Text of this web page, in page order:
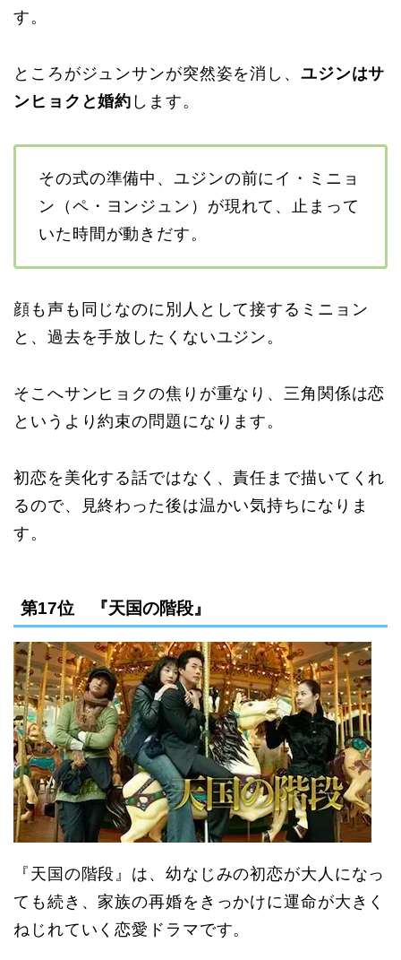
す。
ところがジュンサンが突然姿を消し、 ユジンはサ
ンヒョクと婚約 します。
その式の準備中、ユジンの前にイ・ミニョ
ン（ペ・ヨンジュン）が現れて、止まって
いた時間が動きだす。
顔も声も同じなのに別人として接するミニョン
と、過去を手放したくないユジン。
そこへサンヒョクの焦りが重なり、三角関係は恋
というより約束の問題になります。
初恋を美化する話ではなく、責任まで描いてくれ
るので、見終わった後は温かい気持ちになりま
す。
第17位 『天国の階段』
『天国の階段』は、幼なじみの初恋が大人になっ
ても続き、家族の再婚をきっかけに運命が大きく
ねじれていく恋愛ドラマです。